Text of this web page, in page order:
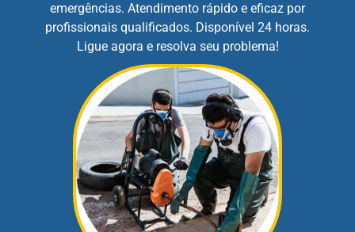
emergências. Atendimento rápido e eficaz por
profissionais qualificados. Disponível 24 horas.
Ligue agora e resolva seu problema!